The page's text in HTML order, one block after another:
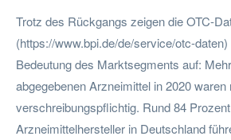
Trotz des Rückgangs zeigen die OTC-
(https://www.bpi.de/de/service/otc-
Bedeutung des Marktsegments auf:
abgegebenen Arzneimittel in 2020 waren
verschreibungspflichtig. Rund 84
Arzneimittelhersteller in Deutschland